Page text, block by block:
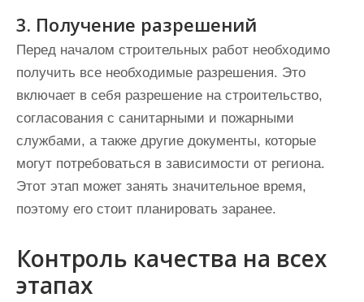
3. Получение разрешений
Перед началом строительных работ необходимо
получить все необходимые разрешения. Это
включает в себя разрешение на строительство,
согласования с санитарными и пожарными
службами, а также другие документы, которые
могут потребоваться в зависимости от региона.
Этот этап может занять значительное время,
поэтому его стоит планировать заранее.
Контроль качества на всех
этапах